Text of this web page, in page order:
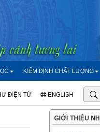
KIỂM ĐỊNH CHẤT LƯỢNG
ĐIỆN TỬ ENGLISH
GIỚI THIỆU